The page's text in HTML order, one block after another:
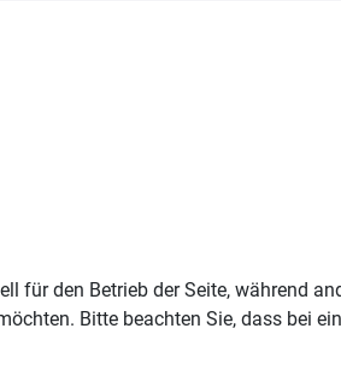
für den Betrieb der Seite, während
Bitte beachten Sie, dass bei